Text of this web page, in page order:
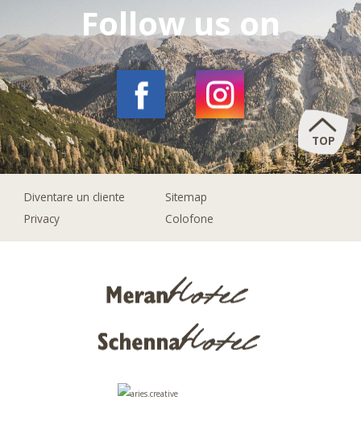
Follow us on
Diventare un cliente
Sitemap
Privacy
Colofone
TOP